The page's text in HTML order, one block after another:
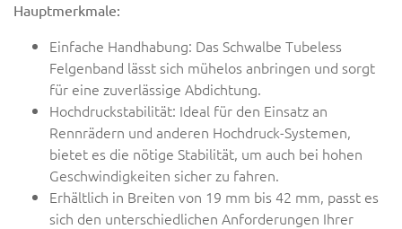
Hauptmerkmale:
Einfache Handhabung: Das Schwalbe Tubeless
Felgenband lässt sich mühelos anbringen und sorgt
für eine zuverlässige Abdichtung.
Hochdruckstabilität: Ideal für den Einsatz an
Rennrädern und anderen Hochdruck-Systemen,
bietet es die nötige Stabilität, um auch bei hohen
Geschwindigkeiten sicher zu fahren.
Erhältlich in Breiten von 19 mm bis 42 mm, passt es
sich den unterschiedlichen Anforderungen Ihrer